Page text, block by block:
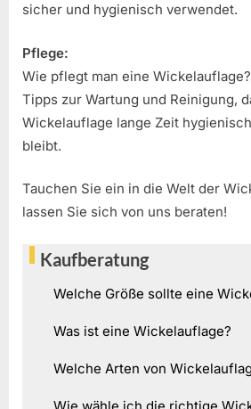
sicher und hygienisch verwendet.
Pflege:
Wie pflegt man eine
Tipps zur Wartung und Reinigung,
Wickelauflage lange Zeit
bleibt.
Tauchen Sie ein in die Welt der
lassen Sie sich von uns beraten!
Kaufberatung
Welche Größe sollte eine
Was ist eine Wickelauflage?
Welche Arten von